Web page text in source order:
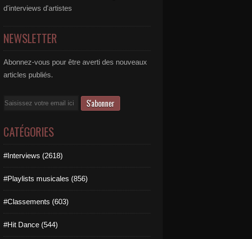
d'interviews d'artistes
NEWSLETTER
Abonnez-vous pour être averti des nouveaux
articles publiés.
Email
CATÉGORIES
#Interviews (2618)
#Playlists musicales (856)
#Classements (603)
#Hit Dance (544)